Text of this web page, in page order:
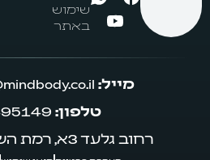
שימוש
באתר
מייל:
טלפון:
רחוב גלעד 3א, רמת השרון 4721360